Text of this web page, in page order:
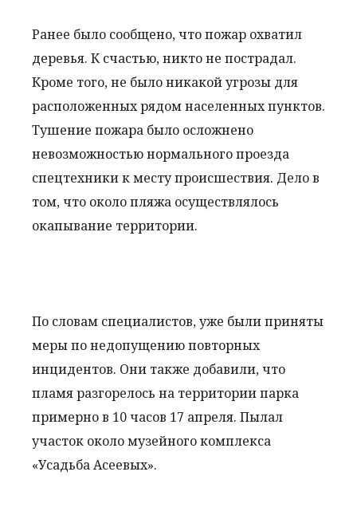
Ранее было сообщено, что пожар охватил
деревья. К счастью, никто не пострадал.
Кроме того, не было никакой угрозы для
расположенных рядом населенных пунктов.
Тушение пожара было осложнено
невозможностью нормального проезда
спецтехники к месту происшествия. Дело в
том, что около пляжа осуществлялось
окапывание территории.
По словам специалистов, уже были приняты
меры по недопущению повторных
инцидентов. Они также добавили, что
пламя разгорелось на территории парка
примерно в 10 часов 17 апреля. Пылал
участок около музейного комплекса
«Усадьба Асеевых».